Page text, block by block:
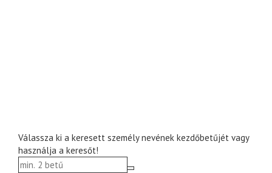
Válassza ki a keresett személy nevének kezdőbetűjét vagy
használja a keresőt!